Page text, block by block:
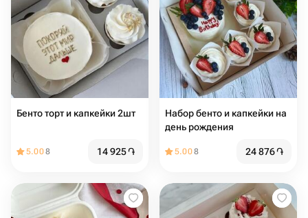
Бенто торт и капкейки 2шт
5.008 14 925֏
Набор бенто и капкейки на
день рождения
5.008 24 876֏